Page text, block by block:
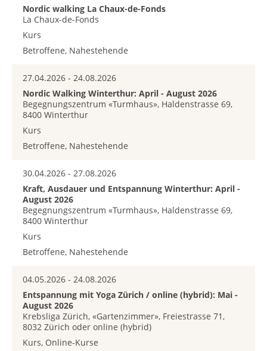
Nordic walking La Chaux-de-Fonds
La Chaux-de-Fonds
Kurs
Betroffene, Nahestehende
27.04.2026 - 24.08.2026
Nordic Walking Winterthur: April - August 2026
Begegnungszentrum «Turmhaus», Haldenstrasse 69,
8400 Winterthur
Kurs
Betroffene, Nahestehende
30.04.2026 - 27.08.2026
Kraft, Ausdauer und Entspannung Winterthur: April -
August 2026
Begegnungszentrum «Turmhaus», Haldenstrasse 69,
8400 Winterthur
Kurs
Betroffene, Nahestehende
04.05.2026 - 24.08.2026
Entspannung mit Yoga Zürich / online (hybrid): Mai -
August 2026
Krebsliga Zürich, «Gartenzimmer», Freiestrasse 71,
8032 Zürich oder online (hybrid)
Kurs, Online-Kurse